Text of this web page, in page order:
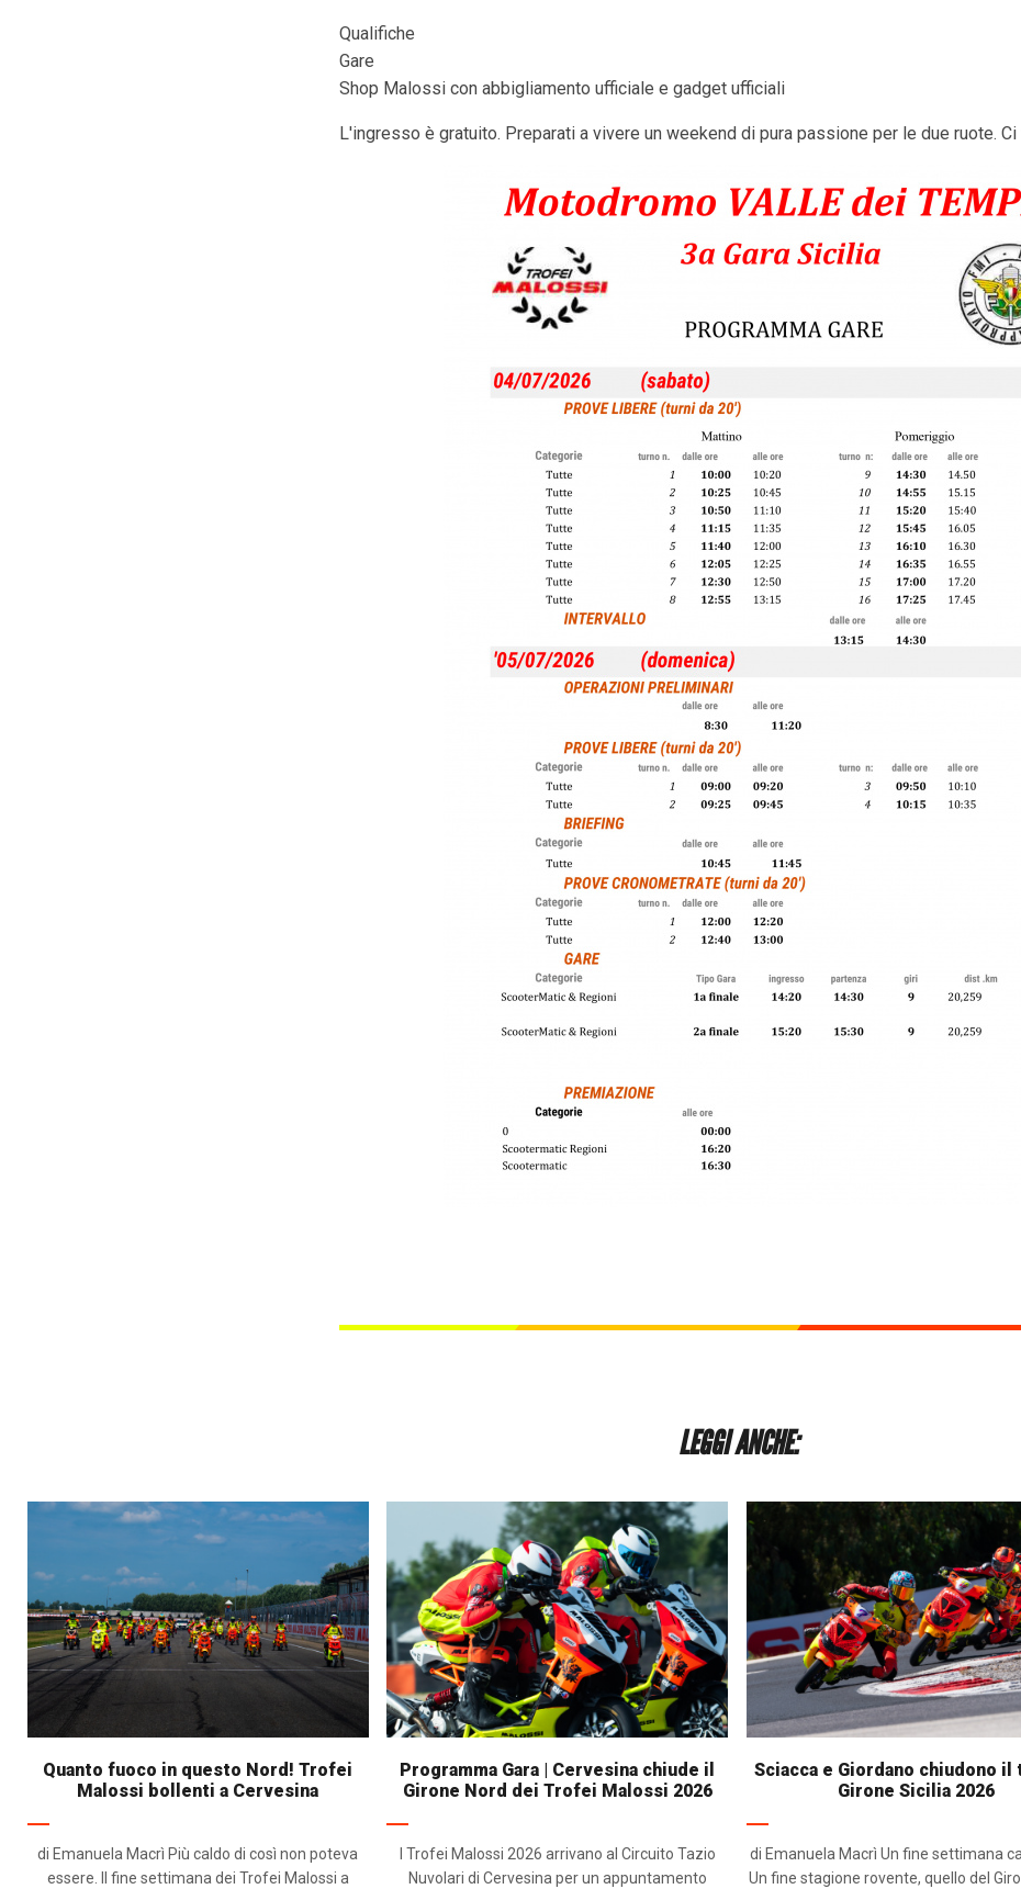
Qualifiche
Gare
Shop Malossi con abbigliamento ufficiale e gadget ufficiali
L'ingresso è gratuito. Preparati a vivere un weekend di pura passione per le due ruote.
LEGGI ANCHE:
Quanto fuoco in questo Nord! Trofei
Malossi bollenti a Cervesina
di Emanuela Macrì Più caldo di così non poteva
essere. Il fine settimana dei Trofei Malossi a
Programma Gara | Cervesina chiude il
Girone Nord dei Trofei Malossi 2026
I Trofei Malossi 2026 arrivano al Circuito Tazio
Nuvolari di Cervesina per un appuntamento
Sciacca e Giordano chiudono
Girone Sicilia 2026
di Emanuela Macrì Un fine settimana
Un fine stagione rovente, quello del